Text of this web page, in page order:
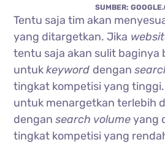
SUMBER:
Tentu saja tim akan
yang ditargetkan. Jika
tentu saja akan sulit baginya
untukkeyword dengan
tingkat kompetisi yang
untuk menargetkan terlebih
dengansearch volumeyang
tingkat kompetisi yang